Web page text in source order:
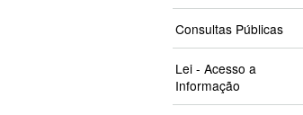
Consultas Públicas
Lei - Acesso a
Informação